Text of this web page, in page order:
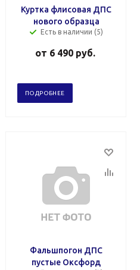
Куртка флисовая ДПС
нового образца
Есть в наличии (5)
от 6 490 руб.
ПОДРОБНЕЕ
Фальшпогон ДПС
пустые Оксфорд